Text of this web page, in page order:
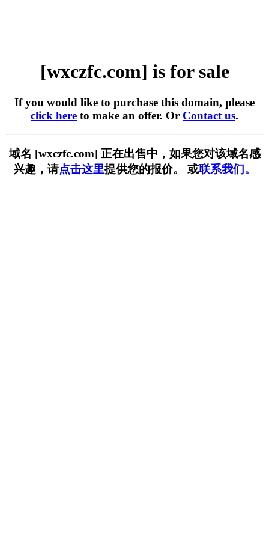
[wxczfc.com] is for sale
If you would like to purchase this domain, please
click here to make an offer. Or Contact us.
域名 [wxczfc.com] 正在出售中，如果您对该域名感
兴趣，请点击这里提供您的报价。 或联系我们。